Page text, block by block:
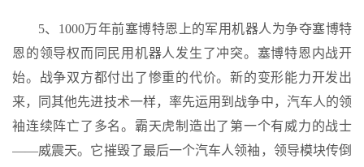
5、1000万年前塞博特恩上的军用机器人为争夺塞博特
恩的领导权而同民用机器人发生了冲突。塞博特恩内战开
始。战争双方都付出了惨重的代价。新的变形能力开发出
来，同其他先进技术一样，率先运用到战争中，汽车人的领
袖连续阵亡了多名。霸天虎制造出了第一个有威力的战士
——威震天。它摧毁了最后一个汽车人领袖，领导模块传倒